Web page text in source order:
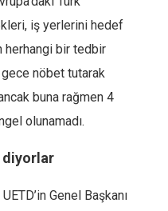
iş yerlerini hedef
herhangi bir tedbir
gece nöbet tutarak
buna rağmen 4
olunamadı.
diyorlar
Genel Başkanı